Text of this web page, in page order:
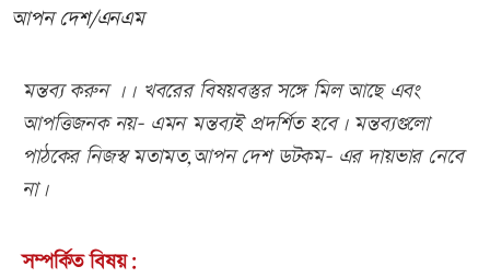
আপন দেশ/এনএম
মন্তব্য করুন ।। খবরের বিষয়বস্তুর সঙ্গে মিল আছে এবং
আপত্তিজনক নয়- এমন মন্তব্যই প্রদর্শিত হবে। মন্তব্যগুলো
পাঠকের নিজস্ব মতামত,আপন দেশ ডটকম- এর দায়ভার নেবে
না।
সম্পর্কিত বিষয়: